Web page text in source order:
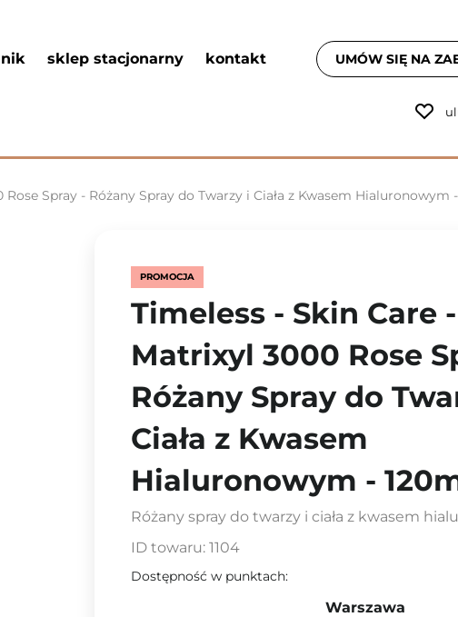
sklep stacjonarny kontakt UMÓW SIĘ NA
Spray - Różany Spray do Twarzy i Ciała z Kwasem Hialuronowym
PROMOCJA
Timeless - Skin Care
Matrixyl 3000 Rose
Różany Spray do
Ciała z Kwasem
Hialuronowym -
Różany spray do twarzy i ciała z kwasem
ID towaru: 1104
Dostępność w punktach:
Warszawa